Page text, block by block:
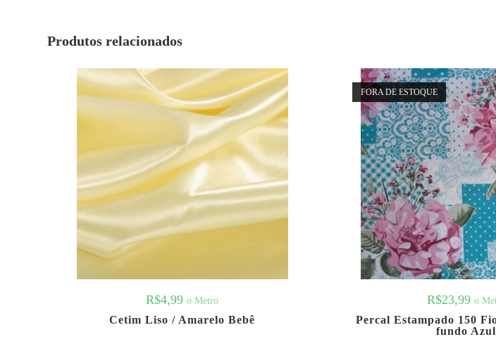
Produtos relacionados
R$4,99 o Metro
Cetim Liso / Amarelo Bebê
FORA DE ESTOQUE
R$23,99 o
Percal Estampado 150
fundo Azul